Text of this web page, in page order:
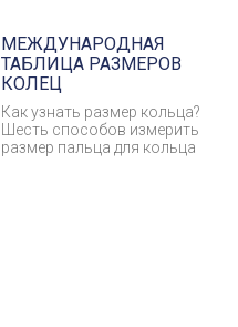
МЕЖДУНАРОДНАЯ
ТАБЛИЦА РАЗМЕРОВ
КОЛЕЦ
Как узнать размер кольца?
Шесть способов измерить
размер пальца для кольца